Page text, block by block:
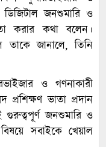
জনশুমারি ও
করার কথা বলেন।
জানালে, তিনি
ও গণনাকারী
প্রশিক্ষণ ভাতা প্রদান
জনশুমারি ও
সবাইকে খেয়াল